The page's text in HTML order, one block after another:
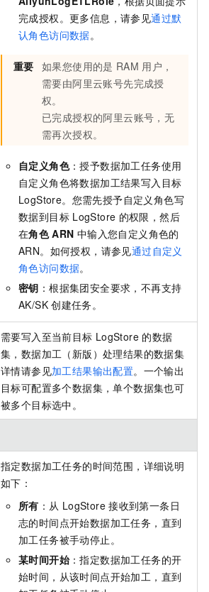
完成授权。更多信息，请参见通过默
认角色访问数据。
重要 如果您使用的是 RAM 用户，
需要由阿里云账号先完成授
权。
已完成授权的阿里云账号，无
需再次授权。
自定义角色：授予数据加工任务使用
自定义角色将数据加工结果写入目标
LogStore。您需先授予自定义角色写
数据到目标 LogStore 的权限，然后
在角色 ARN 中输入您自定义角色的
ARN。如何授权，请参见通过自定义
角色访问数据。
密钥 ：根据集团安全要求，不再支持
AK/SK 创建任务。
需要写入至当前目标 LogStore 的数据
集，数据加工（新版）处理结果的数据集
详情请参见加工结果输出配置。一个输出
目标可配置多个数据集，单个数据集也可
被多个目标选中。
指定数据加工任务的时间范围，详细说明
如下：
所有 ：从 LogStore 接收到第一条日
志的时间点开始数据加工任务，直到
加工任务被手动停止。
某时间开始 ：指定数据加工任务的开
始时间，从该时间点开始加工，直到